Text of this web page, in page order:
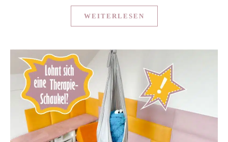
WEITERLESEN